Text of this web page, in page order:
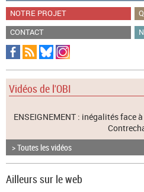
NOTRE PROJET
CONTACT
Vidéos de l'OBI
ENSEIGNEMENT : inégalités face
> Toutes les vidéos
Ailleurs sur le web